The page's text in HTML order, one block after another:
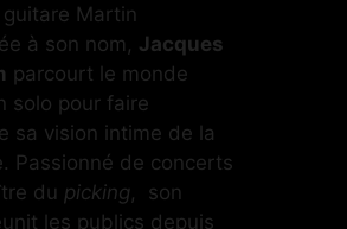
Martin
à son nom, Jacques
parcourt le monde
solo pour faire
sa vision intime de la
Passionné de concerts
du picking , son
les publics depuis